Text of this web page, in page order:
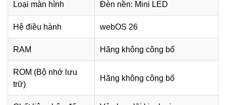
*Hình ảnh chỉ mang tính chất minh họa
Công nghệ âm thanh
Hệ thống loa 20W kết hợp AI Sound Pro (Virtual 9.1.2 Up-
mix) giúp giả lập không gian âm thanh vòm, cho cảm giác
Loại màn hình Đèn nền: Mini LED
Hệ điều hành webOS 26
RAM Hãng không công bố
ROM (Bộ nhớ lưu
trữ)
Hãng không công bố